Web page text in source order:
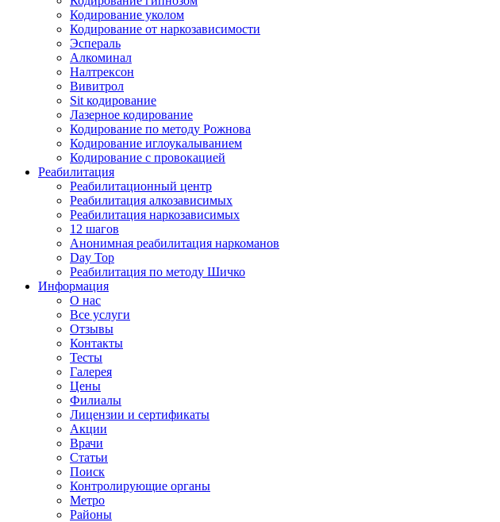
Кодирование уколом
Кодирование от наркозависимости
Эспераль
Алкоминал
Налтрексон
Вивитрол
Sit кодирование
Лазерное кодирование
Кодирование по методу Рожнова
Кодирование иглоукалыванием
Кодирование с провокацией
Реабилитация
Реабилитационный центр
Реабилитация алкозависимых
Реабилитация наркозависимых
12 шагов
Анонимная реабилитация наркоманов
Day Top
Реабилитация по методу Шичко
Информация
О нас
Все услуги
Отзывы
Контакты
Тесты
Галерея
Цены
Филиалы
Лицензии и сертификаты
Акции
Врачи
Статьи
Поиск
Контролирующие органы
Метро
Районы